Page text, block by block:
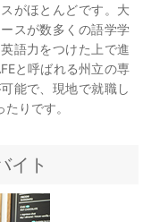
がほとんどです。大
スが数多くの語学学
語力をつけた上で進
と呼ばれる州立の専
能で、現地で就職し
りです。
イト